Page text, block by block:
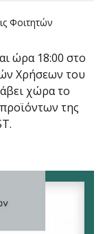
Φοιτητών
ώρα 18:00 στο
Χρήσεων του
χώρα το
της